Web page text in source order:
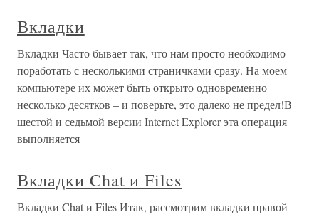
Вкладки
Вкладки Часто бывает так, что нам просто необходимо
поработать с несколькими страничками сразу. На моем
компьютере их может быть открыто одновременно
несколько десятков – и поверьте, это далеко не предел!В
шестой и седьмой версии Internet Explorer эта операция
выполняется
Вкладки Chat и Files
Вкладки Chat и Files Итак, рассмотрим вкладки правой